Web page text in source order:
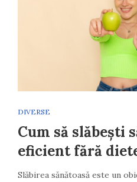
DIVERSE
Cum să slăbești
eficient fără
Slăbirea sănătoasă este un